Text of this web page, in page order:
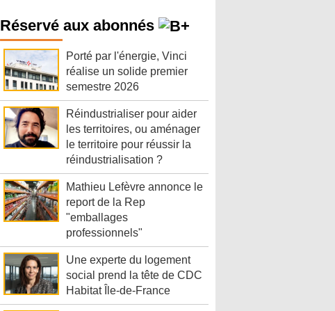
Réservé aux abonnés
Porté par l'énergie, Vinci
réalise un solide premier
semestre 2026
Réindustrialiser pour aider
les territoires, ou aménager
le territoire pour réussir la
réindustrialisation ?
Mathieu Lefèvre annonce le
report de la Rep
"emballages
professionnels"
Une experte du logement
social prend la tête de CDC
Habitat Île-de-France